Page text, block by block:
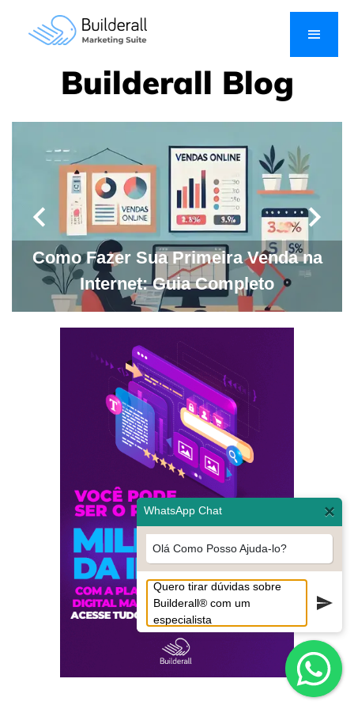
Builderall Blog
Como Fazer Sua Primeira Venda na
Internet: Guia Completo
WhatsApp Chat ×
Olá Como Posso Ajuda-lo?